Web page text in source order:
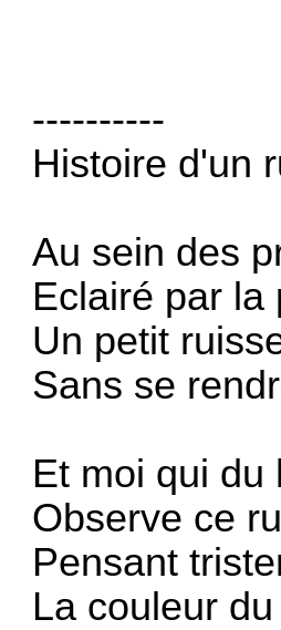
----------
Histoire d'un
Au sein des
Eclairé par la
Un petit
Sans se
Et moi qui du
Observe ce
Pensant
La couleur